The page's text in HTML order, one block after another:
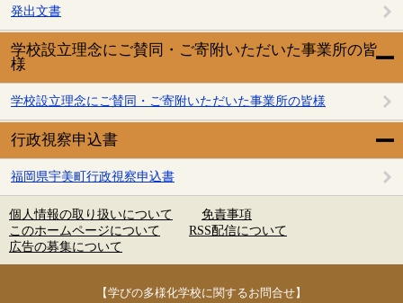
発出文書
学校設立理念にご賛同・ご寄附いただいた事業所の皆
様
学校設立理念にご賛同・ご寄附いただいた事業所の皆様
行政視察申込書
福岡県宇美町行政視察申込書
個人情報の取り扱いについて
免責事項
このホームページについて
RSS配信について
広告の募集について
【学びの多様化学校に関するお問合せ】